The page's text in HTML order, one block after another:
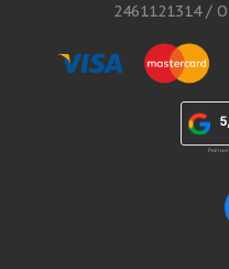
2461121314 /